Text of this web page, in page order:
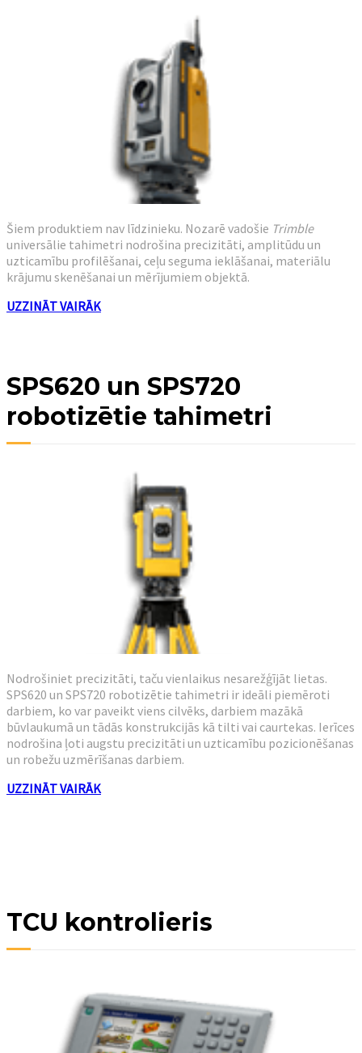
Šiem produktiem nav līdzinieku. Nozarē vadošie Trimble
universālie tahimetri nodrošina precizitāti, amplitūdu un
uzticamību profilēšanai, ceļu seguma ieklāšanai, materiālu
krājumu skenēšanai un mērījumiem objektā.
UZZINĀT VAIRĀK
SPS620 un SPS720
robotizētie tahimetri
Nodrošiniet precizitāti, taču vienlaikus nesarežģījāt lietas.
SPS620 un SPS720 robotizētie tahimetri ir ideāli piemēroti
darbiem, ko var paveikt viens cilvēks, darbiem mazākā
būvlaukumā un tādās konstrukcijās kā tilti vai caurtekas. Ierīces
nodrošina ļoti augstu precizitāti un uzticamību pozicionēšanas
un robežu uzmērīšanas darbiem.
UZZINĀT VAIRĀK
TCU kontrolieris